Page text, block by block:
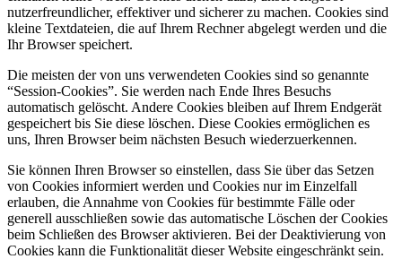
nutzerfreundlicher, effektiver und sicherer zu machen. Cookies sind
kleine Textdateien, die auf Ihrem Rechner abgelegt werden und die
Ihr Browser speichert.
Die meisten der von uns verwendeten Cookies sind so genannte
“Session-Cookies”. Sie werden nach Ende Ihres Besuchs
automatisch gelöscht. Andere Cookies bleiben auf Ihrem Endgerät
gespeichert bis Sie diese löschen. Diese Cookies ermöglichen es
uns, Ihren Browser beim nächsten Besuch wiederzuerkennen.
Sie können Ihren Browser so einstellen, dass Sie über das Setzen
von Cookies informiert werden und Cookies nur im Einzelfall
erlauben, die Annahme von Cookies für bestimmte Fälle oder
generell ausschließen sowie das automatische Löschen der Cookies
beim Schließen des Browser aktivieren. Bei der Deaktivierung von
Cookies kann die Funktionalität dieser Website eingeschränkt sein.